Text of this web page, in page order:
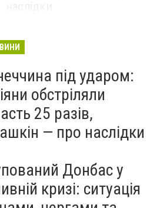
під ударом:
обстріляли
25 разів,
— про наслідки
Донбас у
кризі: ситуація